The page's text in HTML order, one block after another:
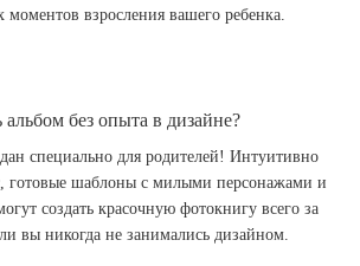
моментов взросления вашего ребенка.
без опыта в дизайне?
специально для родителей! Интуитивно
готовые шаблоны с милыми персонажами и
создать красочную фотокнигу всего за
вы никогда не занимались дизайном.